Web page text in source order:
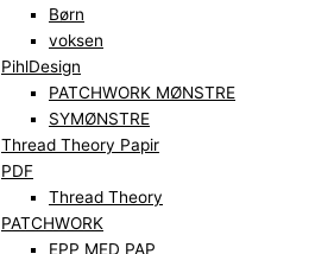
Børn
voksen
PihlDesign
PATCHWORK MØNSTRE
SYMØNSTRE
Thread Theory Papir
PDF
Thread Theory
PATCHWORK
EPP MED PAP